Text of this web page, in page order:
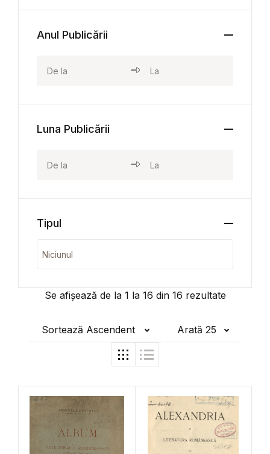
Se afișează de la 1 la 16 din 16 rezultate
Sortează Ascendent Arată 25
Anul Publicării
Luna Publicării
Tipul